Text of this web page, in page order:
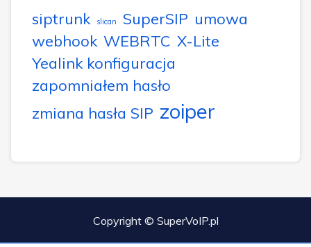
siptrunk slican SuperSIP umowa
webhook WEBRTC X-Lite
Yealink konfiguracja
zapomniałem hasło
zmiana hasła SIP zoiper
Copyright © SuperVoIP.pl